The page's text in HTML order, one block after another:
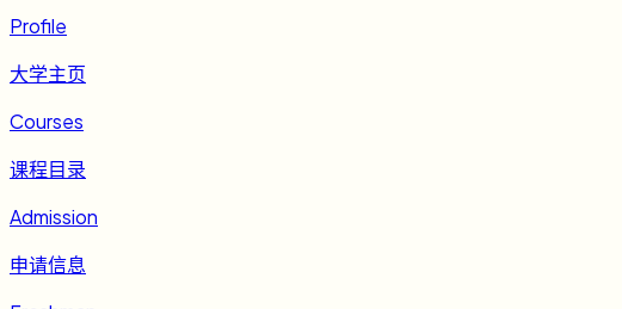
Profile
大学主页
Courses
课程目录
Admission
申请信息